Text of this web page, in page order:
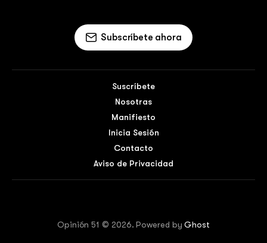
Subscríbete ahora
Suscríbete
Nosotras
Manifiesto
Inicia Sesión
Contacto
Aviso de Privacidad
Opinión 51 © 2026. Powered byGhost